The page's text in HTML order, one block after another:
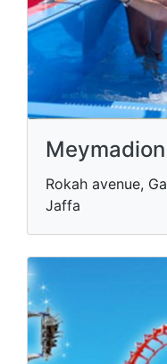
Rokah avenue,
Jaffa